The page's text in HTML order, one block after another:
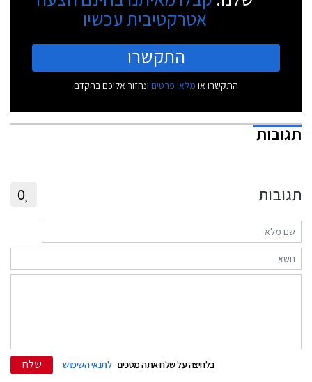
אטרקטיבית עכשיו
התקשרו
התקשרו או מלאו פרטים ונחזור אליכם בהקדם
תגובות
תגובות 0
בלחיצה על שלח אתה מסכים לתנאי השימוש שלח